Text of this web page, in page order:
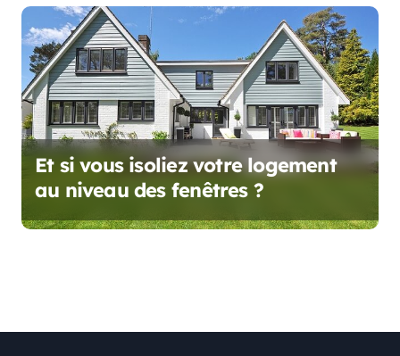
Et si vous isoliez votre logement
au niveau des fenêtres ?